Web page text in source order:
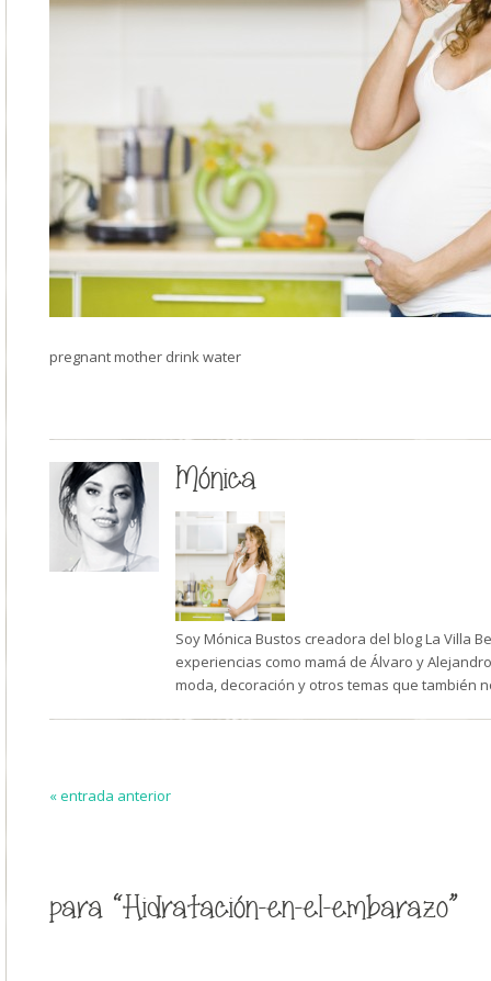
pregnant mother drink water
Mónica
Soy Mónica Bustos creadora del blog La Villa
experiencias como mamá de Álvaro y
moda, decoración y otros temas que también
« entrada anterior
para “Hidratación-en-el-embarazo”